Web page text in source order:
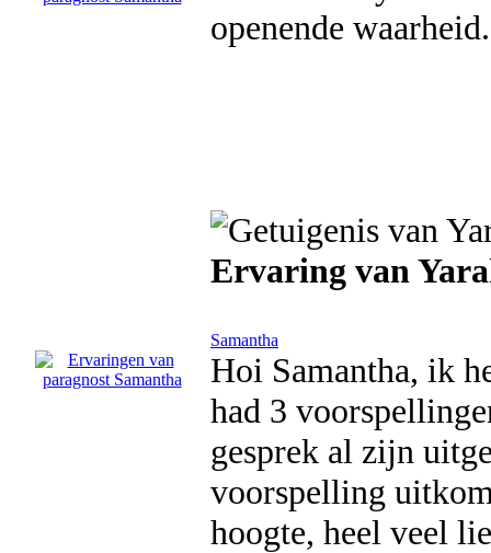
openende waarheid.
Ervaring van
Samantha
Hoi Samantha, ik
had 3
gesprek al zijn
voorspelling
hoogte, heel veel